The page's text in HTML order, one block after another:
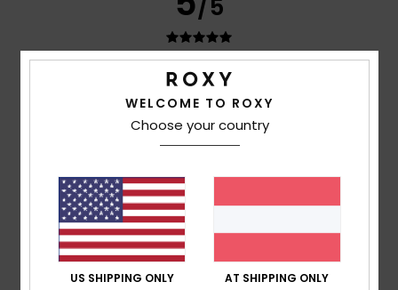
/5
Ein unglaubliches, warmes Material. Eine unglaubliche
Farbe. Ich liebe es!
Ich empfehle dieses Produkt
1
WELCOME TO ROXY
Choose your country
US SHIPPING ONLY AT SHIPPING ONLY